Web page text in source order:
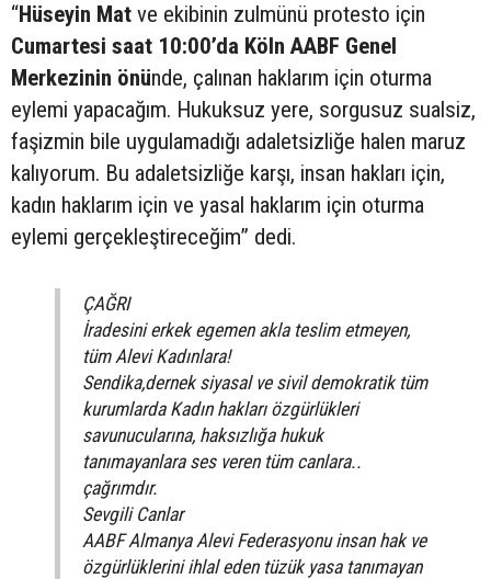
“Hüseyin Mat ve ekibinin zulmünü protesto için
Cumartesi saat 10:00’da Köln AABF Genel
Merkezinin önünde, çalınan haklarım için oturma
eylemi yapacağım. Hukuksuz yere, sorgusuz sualsiz,
faşizmin bile uygulamadığı adaletsizliğe halen maruz
kalıyorum. Bu adaletsizliğe karşı, insan hakları için,
kadın haklarım için ve yasal haklarım için oturma
eylemi gerçekleştireceğim” dedi.
ÇAĞRI
İradesini erkek egemen akla teslim etmeyen,
tüm Alevi Kadınlara!
Sendika,dernek siyasal ve sivil demokratik tüm
kurumlarda Kadın hakları özgürlükleri
savunucularına, haksızlığa hukuk
tanımayanlara ses veren tüm canlara..
çağrımdır.
Sevgili Canlar
AABF Almanya Alevi Federasyonu insan hak ve
özgürlüklerini ihlal eden tüzük yasa tanımayan